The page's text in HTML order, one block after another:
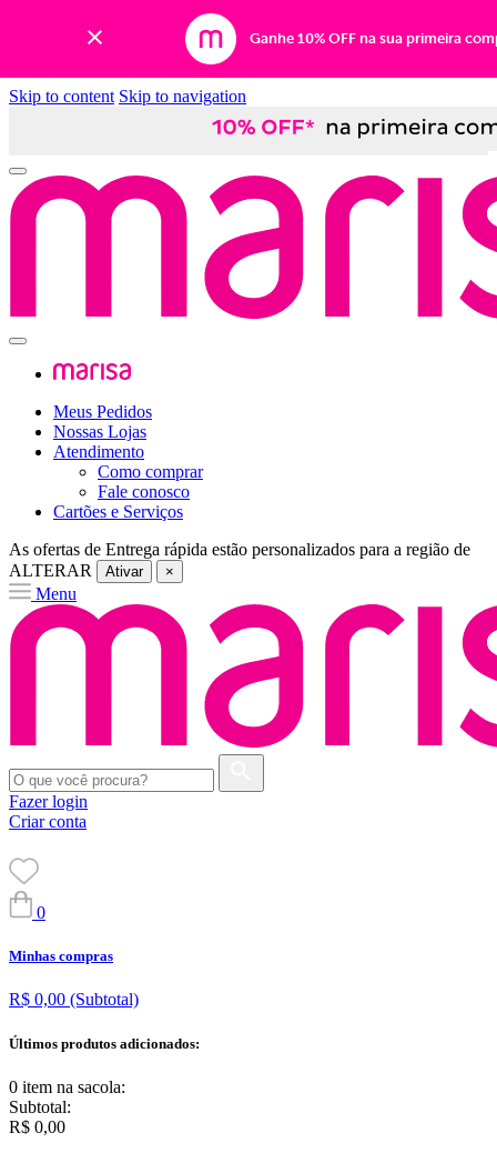
Ganhe 10% OFF na sua primeira
Skip to content Skip to navigation
Meus Pedidos
Nossas Lojas
Atendimento
Como comprar
Fale conosco
Cartões e Serviços
As ofertas de Entrega rápida estão personalizados para a região de
ALTERAR
Ativar ×
Menu
Fazer login
Criar conta
0
Minhas compras
R$ 0,00 (Subtotal)
Últimos produtos adicionados:
0 item na sacola:
Subtotal:
R$ 0,00